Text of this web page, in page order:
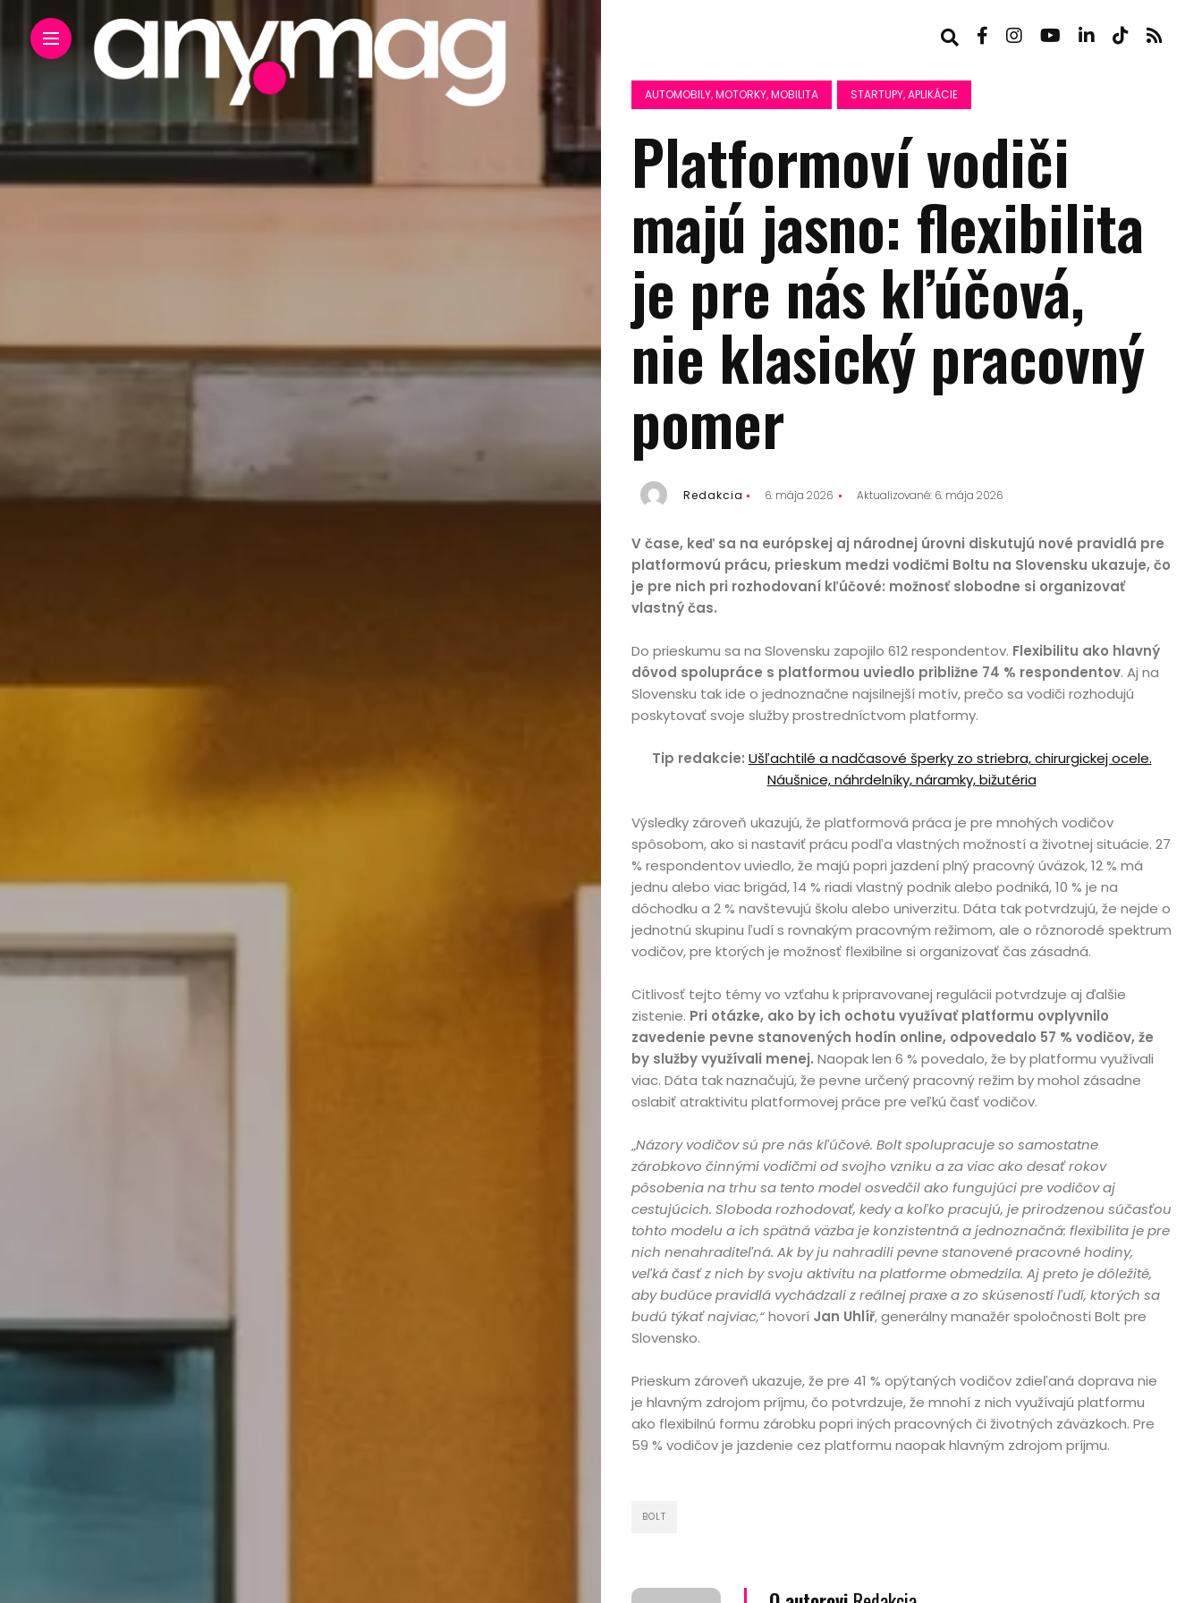
Automobily,
motorky,
AUTOMOBILY, MOTORKY, MOBILITA STARTUPY, APLIKÁCIE
Platformoví vodiči
majú jasno: flexibilita
je pre nás kľúčová,
nie klasický pracovný
pomer
Redakcia 6. mája 2026 Aktualizované: 6. mája 2026
V čase, keď sa na európskej aj národnej úrovni diskutujú nové pravidlá pre
platformovú prácu, prieskum medzi vodičmi Boltu na Slovensku ukazuje, čo
je pre nich pri rozhodovaní kľúčové: možnosť slobodne si organizovať
vlastný čas.
Do prieskumu sa na Slovensku zapojilo 612 respondentov. Flexibilitu ako hlavný
dôvod spolupráce s platformou uviedlo približne 74 % respondentov. Aj na
Slovensku tak ide o jednoznačne najsilnejší motív, prečo sa vodiči rozhodujú
poskytovať svoje služby prostredníctvom platformy.
Tip redakcie: Ušľachtilé a nadčasové šperky zo striebra, chirurgickej ocele.
Náušnice, náhrdelníky, náramky, bižutéria
Výsledky zároveň ukazujú, že platformová práca je pre mnohých vodičov
spôsobom, ako si nastaviť prácu podľa vlastných možností a životnej situácie. 27
% respondentov uviedlo, že majú popri jazdení plný pracovný úväzok, 12 % má
jednu alebo viac brigád, 14 % riadi vlastný podnik alebo podniká, 10 % je na
dôchodku a 2 % navštevujú školu alebo univerzitu. Dáta tak potvrdzujú, že nejde o
jednotnú skupinu ľudí s rovnakým pracovným režimom, ale o rôznorodé spektrum
vodičov, pre ktorých je možnosť flexibilne si organizovať čas zásadná.
Citlivosť tejto témy vo vzťahu k pripravovanej regulácii potvrdzuje aj ďalšie
zistenie. Pri otázke, ako by ich ochotu využívať platformu ovplyvnilo
zavedenie pevne stanovených hodín online, odpovedalo 57 % vodičov, že
by služby využívali menej. Naopak len 6 % povedalo, že by platformu využívali
viac. Dáta tak naznačujú, že pevne určený pracovný režim by mohol zásadne
oslabiť atraktivitu platformovej práce pre veľkú časť vodičov.
„Názory vodičov sú pre nás kľúčové. Bolt spolupracuje so samostatne
zárobkovo činnými vodičmi od svojho vzniku a za viac ako desať rokov
pôsobenia na trhu sa tento model osvedčil ako fungujúci pre vodičov aj
cestujúcich. Sloboda rozhodovať, kedy a koľko pracujú, je prirodzenou súčasťou
tohto modelu a ich spätná väzba je konzistentná a jednoznačná: flexibilita je pre
nich nenahraditeľná. Ak by ju nahradili pevne stanovené pracovné hodiny,
veľká časť z nich by svoju aktivitu na platforme obmedzila. Aj preto je dôležité,
aby budúce pravidlá vychádzali z reálnej praxe a zo skúseností ľudí, ktorých sa
budú týkať najviac,“hovoríJan Uhlíř, generálny manažér spoločnosti Bolt pre
Slovensko.
Prieskum zároveň ukazuje, že pre 41 % opýtaných vodičov zdieľaná doprava nie
je hlavným zdrojom príjmu, čo potvrdzuje, že mnohí z nich využívajú platformu
ako flexibilnú formu zárobku popri iných pracovných či životných záväzkoch. Pre
59 % vodičov je jazdenie cez platformu naopak hlavným zdrojom príjmu.
BOLT